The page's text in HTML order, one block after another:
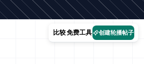
比较免费工具 创建轮播帖子